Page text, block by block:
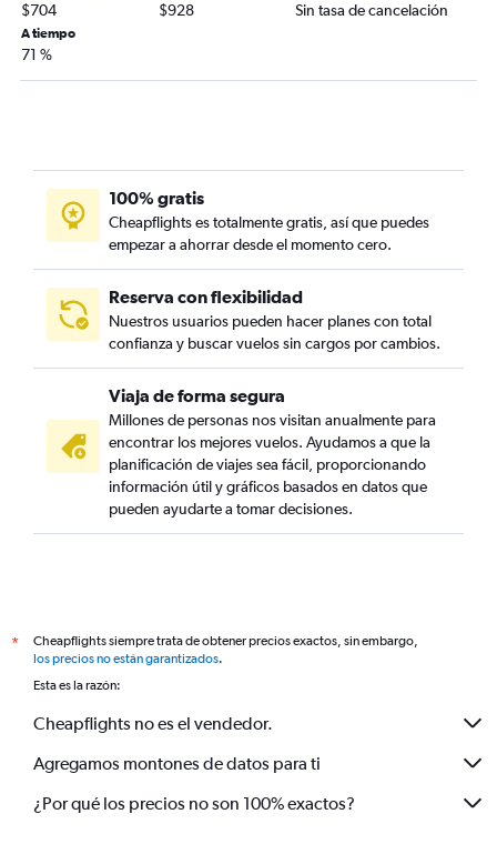
$704 $928 Sin tasa de cancelación
A tiempo
71 %
100% gratis
Cheapflights es totalmente gratis, así que puedes
empezar a ahorrar desde el momento cero.
Reserva con flexibilidad
Nuestros usuarios pueden hacer planes con total
confianza y buscar vuelos sin cargos por cambios.
Viaja de forma segura
Millones de personas nos visitan anualmente para
encontrar los mejores vuelos. Ayudamos a que la
planificación de viajes sea fácil, proporcionando
información útil y gráficos basados en datos que
pueden ayudarte a tomar decisiones.
*
Cheapflights siempre trata de obtener precios exactos, sin embargo,
los precios no están garantizados.
Esta es la razón:
Cheapflights no es el vendedor.
Agregamos montones de datos para ti
¿Por qué los precios no son 100% exactos?